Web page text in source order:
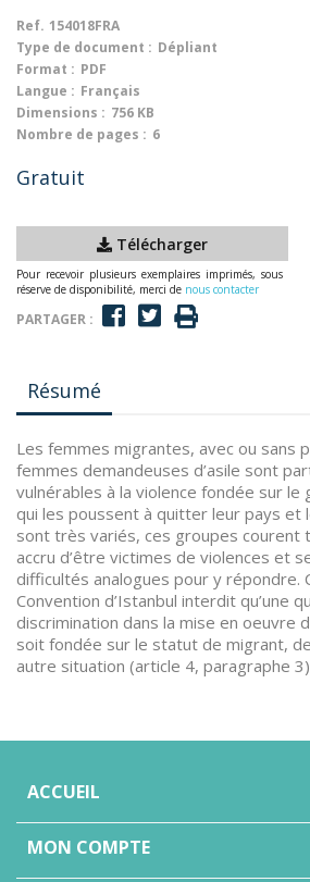
Ref. 154018FRA
Type de document : Dépliant
Format : PDF
Langue : Français
Dimensions : 756 KB
Nombre de pages : 6
Gratuit
Télécharger
Pour recevoir plusieurs exemplaires imprimés, sous
réserve de disponibilité, merci de nous contacter
PARTAGER :
Résumé
Les femmes migrantes, avec ou sans
femmes demandeuses d’asile sont
vulnérables à la violence fondée sur le
qui les poussent à quitter leur pays et
sont très variés, ces groupes courent
accru d’être victimes de violences et
difficultés analogues pour y répondre.
Convention d’Istanbul interdit qu’une
discrimination dans la mise en oeuvre
soit fondée sur le statut de migrant,
autre situation (article 4, paragraphe
ACCUEIL
MON COMPTE